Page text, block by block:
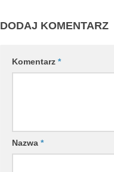
DODAJ KOMENTARZ
Komentarz *
Nazwa *